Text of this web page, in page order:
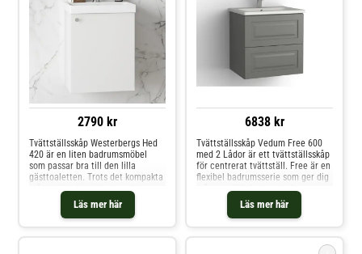
2790 kr
Läs mer här
Tvättställsskåp Westerbergs Hed
420 är en liten badrumsmöbel
som passar bra till den lilla
gästtoaletten. Trots det kompakta
måttet är tvättstället mycket
rymligt. Du kan välja skåp med
mjukstängande lucka, eller skåp
med två mjukstängande lådor,
6838 kr
Läs mer här
Tvättställsskåp Vedum Free 600
med 2 Lådor är ett tvättställsskåp
för centrerat tvättställ. Free är en
flexibel badrumsserie som ger dig
många möjligheter att skapa en
lösning som passar dig och ditt
hem. Det enkla, balanserade
formspråket gör att